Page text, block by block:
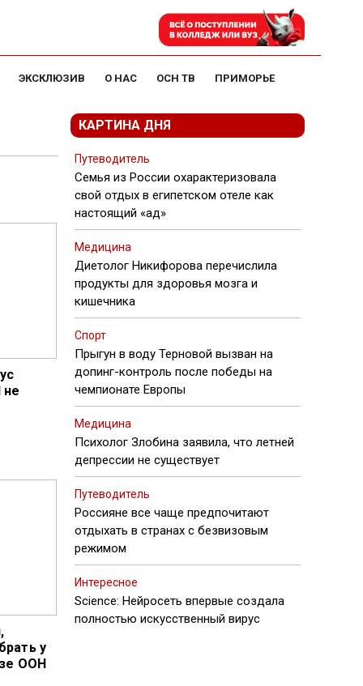
ЭКСКЛЮЗИВ О НАС ОСН ТВ ПРИМОРЬЕ
не
у
ООН
КАРТИНА ДНЯ
Путеводитель
Семья из России охарактеризовала
свой отдых в египетском отеле как
настоящий «ад»
Медицина
Диетолог Никифорова перечислила
продукты для здоровья мозга и
кишечника
Спорт
Прыгун в воду Терновой вызван на
допинг-контроль после победы на
чемпионате Европы
Медицина
Психолог Злобина заявила, что летней
депрессии не существует
Путеводитель
Россияне все чаще предпочитают
отдыхать в странах с безвизовым
режимом
Интересное
Science: Нейросеть впервые создала
полностью искусственный вирус